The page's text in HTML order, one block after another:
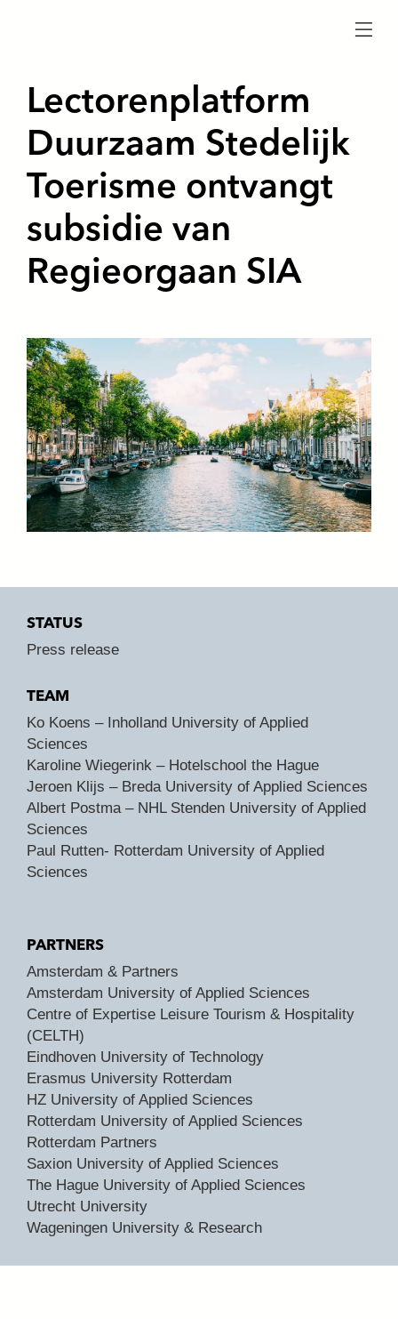
Lectorenplatform
Duurzaam Stedelijk
Toerisme ontvangt
subsidie van
Regieorgaan SIA
STATUS
Press release
TEAM
Ko Koens – Inholland University of Applied
Sciences
Karoline Wiegerink – Hotelschool the Hague
Jeroen Klijs – Breda University of Applied Sciences
Albert Postma – NHL Stenden University of Applied
Sciences
Paul Rutten- Rotterdam University of Applied
Sciences
PARTNERS
Amsterdam & Partners
Amsterdam University of Applied Sciences
Centre of Expertise Leisure Tourism & Hospitality
(CELTH)
Eindhoven University of Technology
Erasmus University Rotterdam
HZ University of Applied Sciences
Rotterdam University of Applied Sciences
Rotterdam Partners
Saxion University of Applied Sciences
The Hague University of Applied Sciences
Utrecht University
Wageningen University & Research